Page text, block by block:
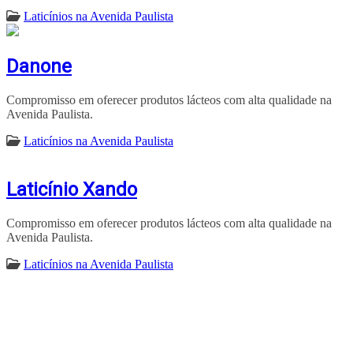
Laticínios na Avenida Paulista
Danone
Compromisso em oferecer produtos lácteos com alta qualidade na
Avenida Paulista.
Laticínios na Avenida Paulista
Laticínio Xando
Compromisso em oferecer produtos lácteos com alta qualidade na
Avenida Paulista.
Laticínios na Avenida Paulista